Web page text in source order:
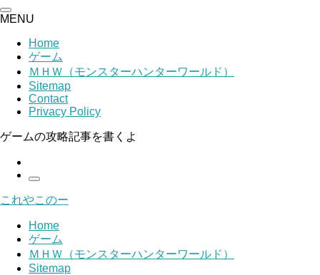
MENU
Home
ゲーム
ＭＨＷ（モンスターハンターワールド）
Sitemap
Contact
Privacy Policy
ゲームの攻略記事を書くよ
これやこのー
Home
ゲーム
ＭＨＷ（モンスターハンターワールド）
Sitemap